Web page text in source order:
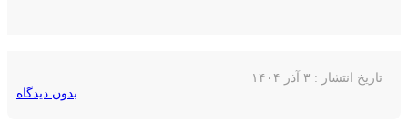
تاریخ انتشار : ۳ آذر ۱۴۰۴
بدون دیدگاه